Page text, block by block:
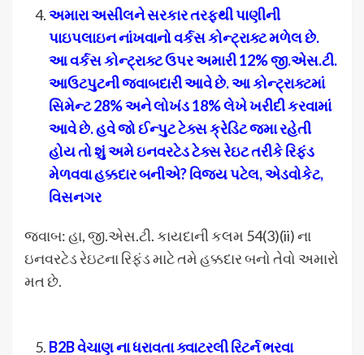
અમારા અસીલને સરકાર તરફથી પાણીની
પાઇપલાઇન નાંખવાનો વર્કસ કોન્ટ્રાક્ટ મળેલ છે.
આ વર્કસ કોન્ટ્રાક્ટ ઉપર અમારી 12% જી.એસ.ટી.
આઉટપુટની જવાબદારી આવે છે. આ કોન્ટ્રાક્ટમાં
સિમેન્ટ 28% અને લોખંડ 18% લેખે ખરીદી કરવામાં
આવે છે. હવે જો ઈન્પુટ ટેક્સ ક્રેડિટ જમા રહેતી
હોય તો શું અમે ઇનવરટેડ ટેક્સ રેઇટ તરીકે રિફંડ
મેળવવા હક્કદાર બનીએ?વિજય પટેલ,એડવોકેટ,
વિસનગર
જવાબ: હા, જી.એસ.ટી. કાયદાની કલમ 54(3)(ii) ના
ઇનવરટેડ રેઇટના રિફંડ માટે તમે હક્કદાર બનો તેવો અમારો
મત છે.
B2Bવેચાણ ના ધરાવતા ક્વાટરલી રિટર્ન ભરવા